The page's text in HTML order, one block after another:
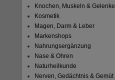
Knochen, Muskeln & Gelenke
Kosmetik
Magen, Darm & Leber
Markenshops
Nahrungsergänzung
Nase & Ohren
Naturheilkunde
Nerven, Gedächtnis & Gemüt